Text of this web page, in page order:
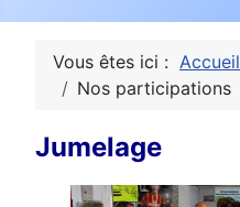
Vous êtes ici : Accueil
Nos participations
Jumelage